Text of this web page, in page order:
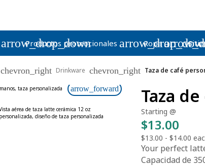
arrow_drop_down
Productos promocionales Ropa
chevron_right Drinkware chevron_right Taza de café
arrow_forward Taza
Starting @
$13.00
$13.00 - $14.00
Your perfect
Capacidad de